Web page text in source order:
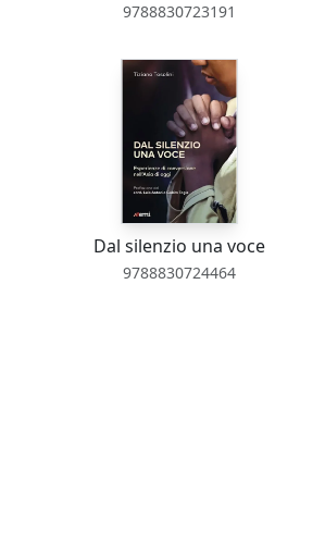
9788830723191
Dal silenzio una voce
9788830724464